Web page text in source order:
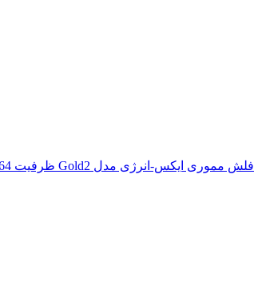
فلش مموری ایکس-انرژی مدل Gold2 ظرفیت 64 گیگابایت